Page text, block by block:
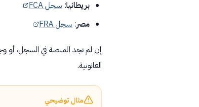
بريطانيا: سجل FCA
مصر: سجل FRA
إن لم تجد المنصة في السجل، أو
القانونية.
مثال توضيحي